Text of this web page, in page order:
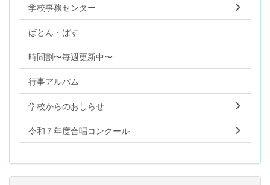
学校事務センター
ばとん・ぱす
時間割〜毎週更新中〜
行事アルバム
学校からのおしらせ
令和７年度合唱コンクール